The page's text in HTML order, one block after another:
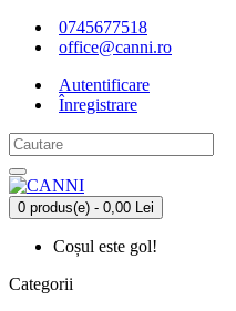
0745677518
office@canni.ro
Autentificare
Înregistrare
0 produs(e) - 0,00 Lei
Coșul este gol!
Categorii